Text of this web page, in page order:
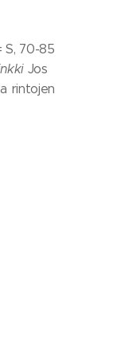
S, 70-85
Jos
rintojen